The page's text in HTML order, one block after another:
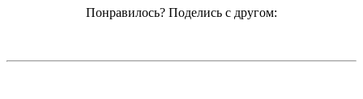
Понравилось? Поделись с другом: